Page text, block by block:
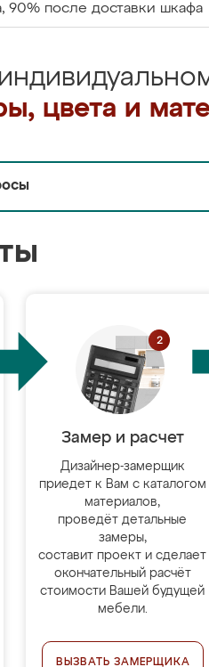
90% после доставки шкафа
цвета и
Замер и расчет
Дизайнер-замерщик
приедет к Вам с каталогом
материалов,
проведёт детальные
замеры,
составит проект и сделает
окончательный расчёт
стоимости Вашей будущей
мебели.
ВЫЗВАТЬ ЗАМЕРЩИКА